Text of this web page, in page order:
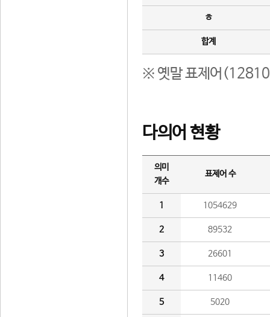
ㅎ
합계
※ 옛말 표제어(12810
다의어 현황
의미
개수
표제어 수
1 1054629
2 89532
3 26601
4 11460
5 5020